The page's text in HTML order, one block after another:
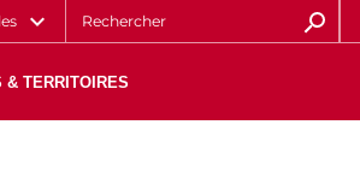
& TERRITOIRES